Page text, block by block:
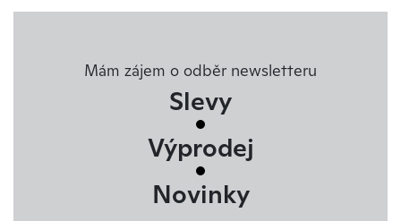
Mám zájem o odběr newsletteru
Slevy
Výprodej
Novinky